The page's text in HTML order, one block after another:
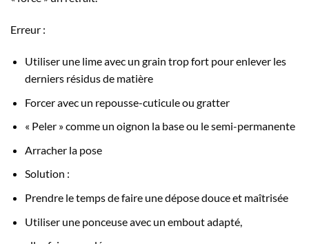
Erreur :
Utiliser une lime avec un grain trop fort pour enlever les
derniers résidus de matière
Forcer avec un repousse-cuticule ou gratter
« Peler » comme un oignon la base ou le semi-permanente
Arracher la pose
Solution :
Prendre le temps de faire une dépose douce et maîtrisée
Utiliser une ponceuse avec un embout adapté,